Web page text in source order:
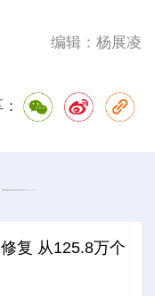
编辑：杨展凌
复 从125.8万个